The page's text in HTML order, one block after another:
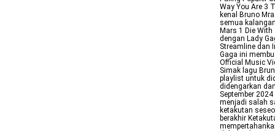
Way You Are 3
kenal Bruno
semua
Mars 1 Die
dengan Lady
Streamline dan
Gaga ini
Official Music
Simak lagu
playlist untuk
didengarkan
September
menjadi salah
ketakutan
berakhir